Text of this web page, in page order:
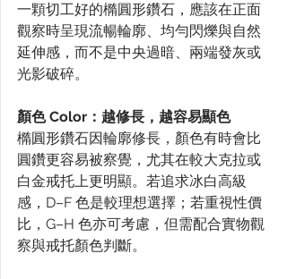
一顆切工好的橢圓形鑽石，應該在正面
觀察時呈現流暢輪廓、均勻閃爍與自然
延伸感，而不是中央過暗、兩端發灰或
光影破碎。
顏色 Color：越修長，越容易顯色
橢圓形鑽石因輪廓修長，顏色有時會比
圓鑽更容易被察覺，尤其在較大克拉或
白金戒托上更明顯。若追求冰白高級
感，D–F 色是較理想選擇；若重視性價
比，G–H 色亦可考慮，但需配合實物觀
察與戒托顏色判斷。